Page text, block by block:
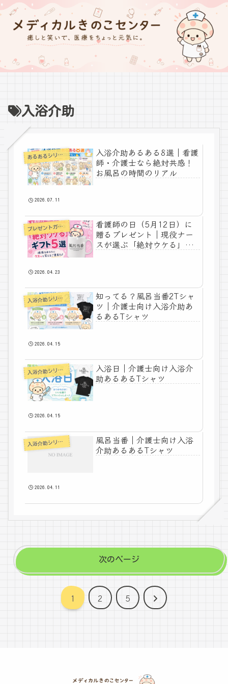
入浴介助
あ
るあるシリーズ
入浴介助あるある8選｜看護
師・介護士なら絶対共感！
お風呂の時間のリアル
2026.07.11
プ
レゼントガイド
看護師の日（5月12日）に
贈るプレゼント｜現役ナー
スが選ぶ「絶対ウケる」ギ
2026.04.23
入
浴介助シリーズ
知ってる？風呂当番2Tシャ
ツ｜介護士向け入浴介助あ
るあるTシャツ
2026.04.15
入
浴介助シリーズ
入浴日｜介護士向け入浴介
助あるあるTシャツ
2026.04.15
入
浴介助シリーズ
風呂当番｜介護士向け入浴
介助あるあるTシャツ
2026.04.11
次のページ
1 2 5
次